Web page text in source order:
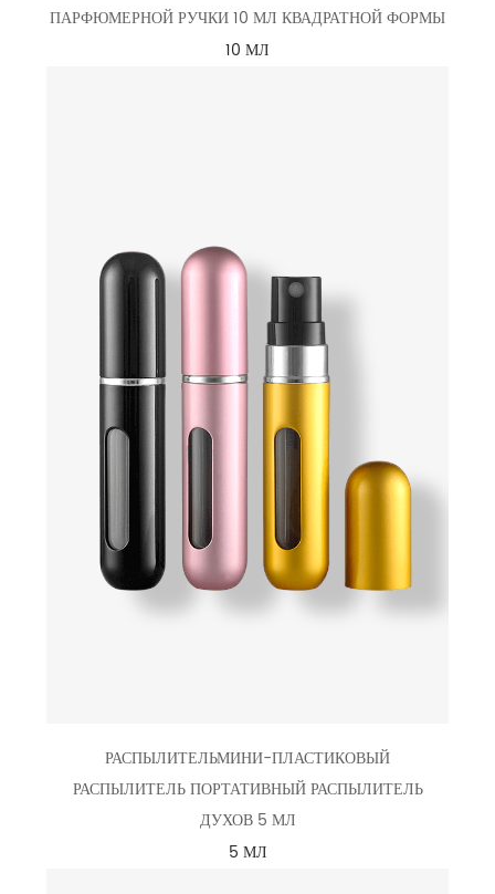
ПАРФЮМЕРНОЙ РУЧКИ 10 МЛ КВАДРАТНОЙ ФОРМЫ
10 МЛ
РАСПЫЛИТЕЛЬМИНИ-ПЛАСТИКОВЫЙ
РАСПЫЛИТЕЛЬ ПОРТАТИВНЫЙ РАСПЫЛИТЕЛЬ
ДУХОВ 5 МЛ
5 МЛ